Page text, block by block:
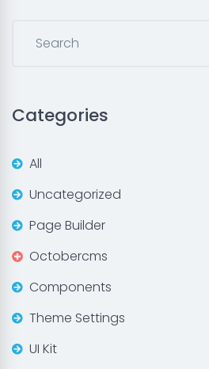
Categories
All
Uncategorized
Page Builder
Octobercms
Components
Theme Settings
UI Kit